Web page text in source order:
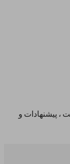
، پیشنهادات و